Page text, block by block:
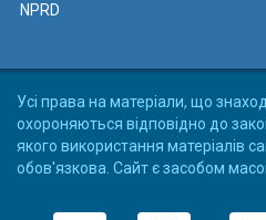
NPRD
Усі права на матеріали, що
охороняються відповідно до
якого використання матеріалів
обов'язкова. Сайт є засобом